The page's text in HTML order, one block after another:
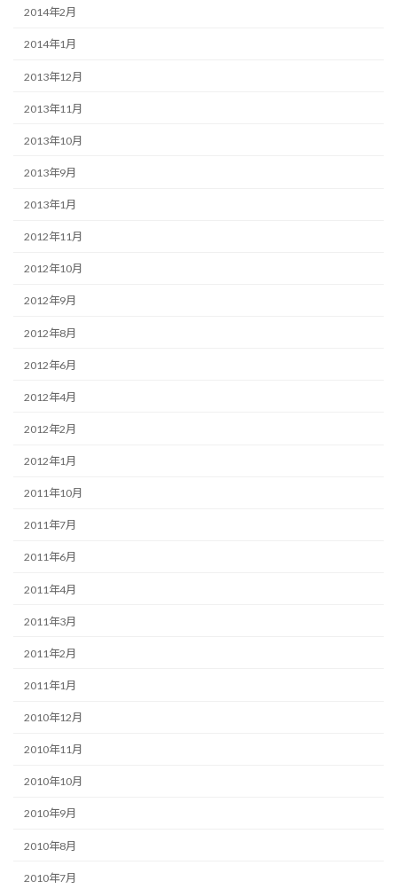
2014年2月
2014年1月
2013年12月
2013年11月
2013年10月
2013年9月
2013年1月
2012年11月
2012年10月
2012年9月
2012年8月
2012年6月
2012年4月
2012年2月
2012年1月
2011年10月
2011年7月
2011年6月
2011年4月
2011年3月
2011年2月
2011年1月
2010年12月
2010年11月
2010年10月
2010年9月
2010年8月
2010年7月